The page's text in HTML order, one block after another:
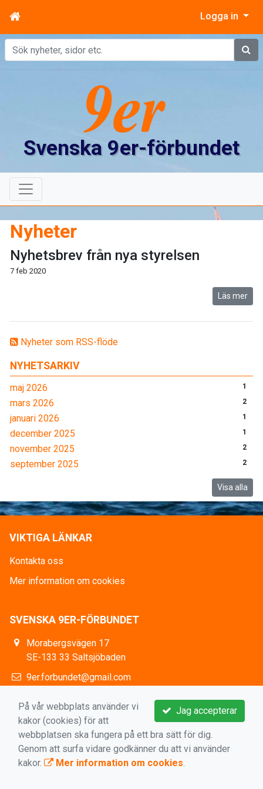
Logga in
Sök
Svenska 9er-förbundet
Nyheter som RSS-flöde
NYHETSARKIV
maj 2026 1
mars 2026 2
januari 2026 1
december 2025 1
november 2025 2
september 2025 2
Visa alla
Nyheter
Nyhetsbrev från nya styrelsen
7 feb 2020
Läs mer
VIKTIGA LÄNKAR
Kontakta oss
Mer information om cookies
SVENSKA 9ER-FÖRBUNDET
Morabergsvägen 17
SE-133 33 Saltsjöbaden
9er.forbundet@gmail.com
Jag accepterar
På vår webbplats använder vi
kakor (cookies) för att
webbplatsen ska fungera på ett bra sätt för dig.
Genom att surfa vidare godkänner du att vi använder
kakor.
Mer information om cookies.